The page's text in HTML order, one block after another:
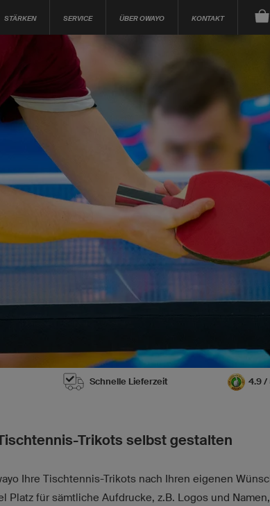
STÄRKEN SERVICE ÜBER OWAYO KONTAKT
Schnelle Lieferzeit 4.9 /
Trikots selbst gestalten
Ihre Tischtennis-Trikots nach Ihren eigenen
Platz für sämtliche Aufdrucke, z.B. Logos und